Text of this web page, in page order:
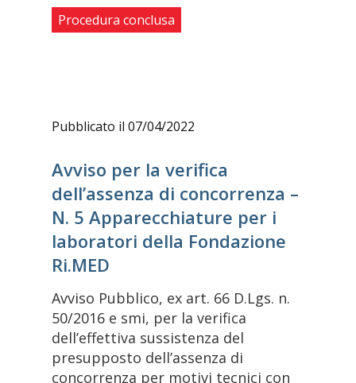
Procedura conclusa
Pubblicato il 07/04/2022
Avviso per la verifica
dell’assenza di concorrenza –
N. 5 Apparecchiature per i
laboratori della Fondazione
Ri.MED
Avviso Pubblico, ex art. 66 D.Lgs. n.
50/2016 e smi, per la verifica
dell’effettiva sussistenza del
presupposto dell’assenza di
concorrenza per motivi tecnici con